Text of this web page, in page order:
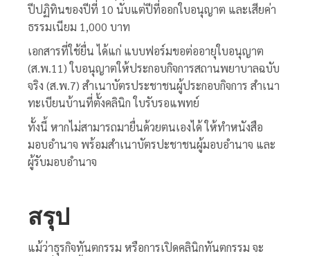
ปีปฏิทินของปีที่ 10 นับแต่ปีที่ออกใบอนุญาต และเสียค่า
ธรรมเนียม 1,000 บาท
เอกสารที่ใช้ยื่น ได้แก่ แบบฟอร์มขอต่ออายุใบอนุญาต
(ส.พ.11) ใบอนุญาตให้ประกอบกิจการสถานพยาบาลฉบับ
จริง (ส.พ.7) สำเนาบัตรประชาชนผู้ประกอบกิจการ สำเนา
ทะเบียนบ้านที่ตั้งคลินิก ใบรับรอแพทย์
ทั้งนี้ หากไม่สามารถมายื่นด้วยตนเองได้ ให้ทำหนังสือ
มอบอำนาจ พร้อมสำเนาบัตรปะชาชนผู้มอบอำนาจ และ
ผู้รับมอบอำนาจ
สรุป
แม้ว่าธุรกิจทันตกรรม หรือการเปิดคลินิกทันตกรรม จะ